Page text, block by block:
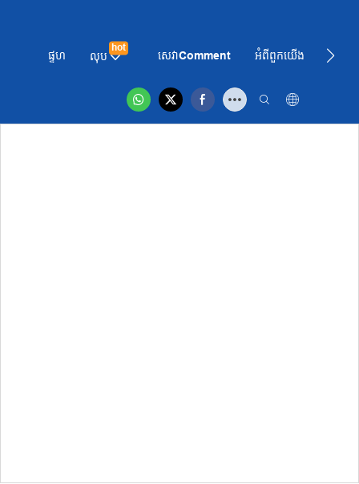
ផ្ទហ លុប
hot
សេវាComment អំពី​ពួក​យើង ព័ត៌មា